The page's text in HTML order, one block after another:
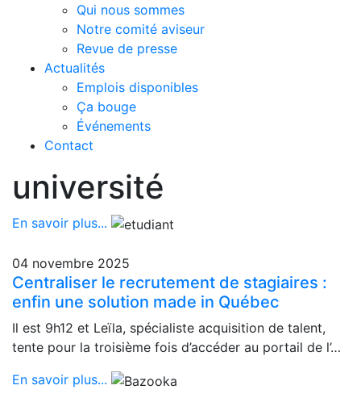
Qui nous sommes
Notre comité aviseur
Revue de presse
Actualités
Emplois disponibles
Ça bouge
Événements
Contact
université
En savoir plus...
04 novembre 2025
Centraliser le recrutement de stagiaires :
enfin une solution made in Québec
Il est 9h12 et Leïla, spécialiste acquisition de talent,
tente pour la troisième fois d’accéder au portail de l’…
En savoir plus...